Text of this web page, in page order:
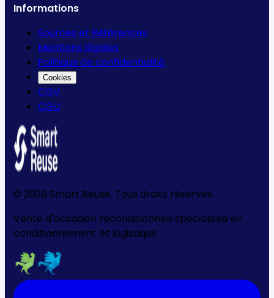
Informations
Sources et Références
Mentions légales
Politique de confidentialité
Cookies
CGV
CGU
© 2026 Smart Reuse. Tous droits réservés.
Vente d'occasion reconditionnée spécialisée en
conditionnement et logistique